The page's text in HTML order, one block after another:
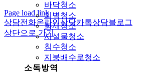
바닥청소
외벽청소
화재청소
시설물청소
침수청소
지붕배수로청소
소독방역
Page load link
상담전화온라인상담카톡상담블로그
상단으로 가기